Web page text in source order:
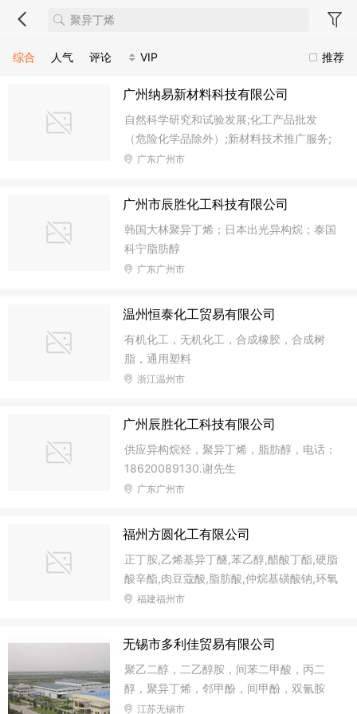
推荐
综合 人气 评论 VIP
广州纳易新材料科技有限公司
自然科学研究和试验发展;化工产品批发
（危险化学品除外）;新材料技术推广服务;
新材料技术开发服务;
广东广州市
广州市辰胜化工科技有限公司
韩国大林聚异丁烯；日本出光异构烷；泰国
科宁脂肪醇
广东广州市
温州恒泰化工贸易有限公司
有机化工，无机化工，合成橡胶，合成树
脂，通用塑料
浙江温州市
广州辰胜化工科技有限公司
供应异构烷烃，聚异丁烯，脂肪醇，电话：
18620089130.谢先生
广东广州市
福州方圆化工有限公司
正丁胺,乙烯基异丁醚,苯乙醇,醋酸丁酯,硬脂
酸辛酯,肉豆蔻酸,脂肪酸,仲烷基磺酸钠,环氧
树脂,邻苯二酚,3-氰基吡啶,四氢苯酐,正庚
四氢呋喃,高锰酸钾,氯仿等。
福建福州市
无锡市多利佳贸易有限公司
聚乙二醇，二乙醇胺，间苯二甲酸，丙二
醇，聚异丁烯，邻甲酚，间甲酚，双氰胺
江苏无锡市